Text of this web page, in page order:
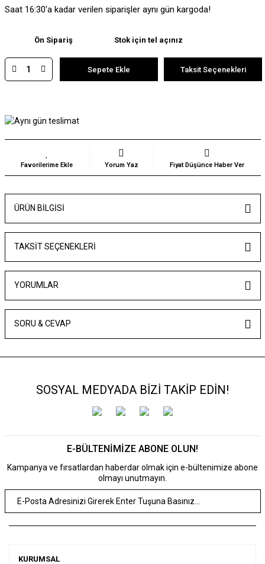
Saat 16:30'a kadar verilen siparişler aynı gün kargoda!
Ön Sipariş Stok için tel açınız
Sepete Ekle Taksit Seçenekleri
Yorum Yaz Fiyat Düşünce Haber Ver
ÜRÜN BILGISI
TAKSIT SEÇENEKLERI
YORUMLAR
SORU & CEVAP
SOSYAL MEDYADA BİZİ TAKİP EDİN!
E-BÜLTENİMİZE ABONE OLUN!
Kampanya ve fırsatlardan haberdar olmak için e-bültenimize abone
olmayı unutmayın.
KURUMSAL